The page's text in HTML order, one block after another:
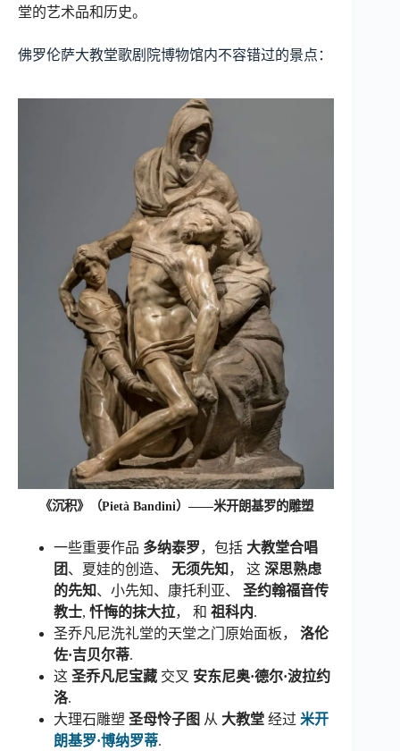
堂的艺术品和历史。
佛罗伦萨大教堂歌剧院博物馆内不容错过的景点：
《沉积》（Pietà Bandini）——米开朗基罗的雕塑
一些重要作品 多纳泰罗，包括 大教堂合唱
团 、夏娃的创造、 无须先知 ， 这 深思熟虑
的先知、小先知、康托利亚、 圣约翰福音传
教士, 忏悔的抹大拉， 和 祖科内.
圣乔凡尼洗礼堂的天堂之门原始面板， 洛伦
佐·吉贝尔蒂.
这 圣乔凡尼宝藏 交叉 安东尼奥·德尔·波拉约
洛.
大理石雕塑 圣母怜子图 从 大教堂 经过 米开
朗基罗·博纳罗蒂.